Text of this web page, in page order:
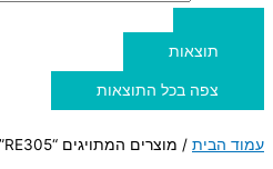
תוצאות
צפה בכל התוצאות
עמוד הבית / מוצרים המתויגים “RE305”